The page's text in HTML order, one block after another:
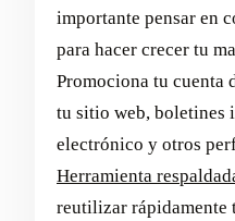
importante pensar en
para hacer crecer tu
Promociona tu cuenta
tu sitio web, boletines
electrónico y otros
Herramienta
reutilizar rápidamente